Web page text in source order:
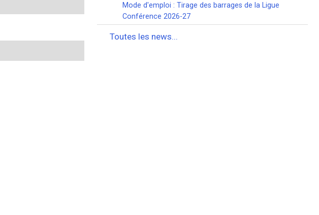
Mode d'emploi : Tirage des barrages de la Ligue
Conférence 2026-27
Toutes les news...